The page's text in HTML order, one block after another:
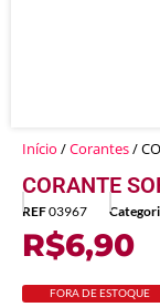
Início /Corantes/
CORANTE
REF03967
R$6,90
FORA DE ESTOQUE